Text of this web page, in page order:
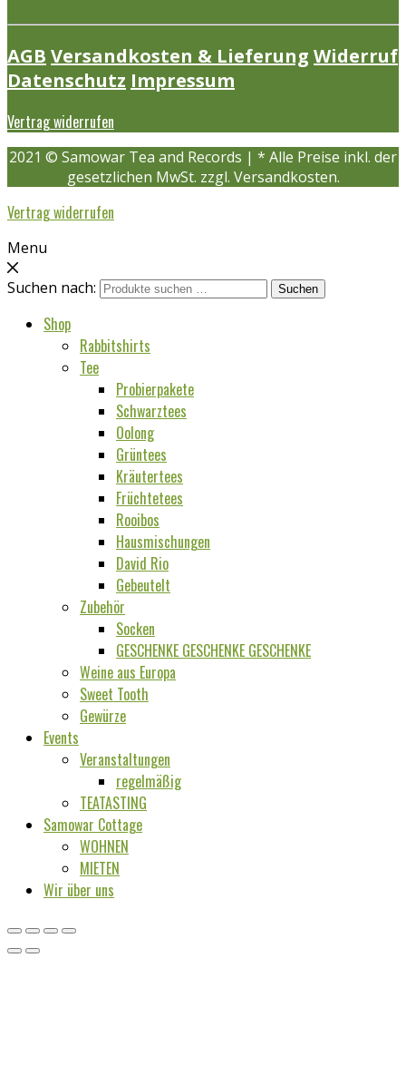
AGB Versandkosten & Lieferung Widerruf
Datenschutz Impressum
Vertrag widerrufen
2021 © Samowar Tea and Records | * Alle Preise inkl. der
gesetzlichen MwSt. zzgl. Versandkosten.
Vertrag widerrufen
Menu
Suchen nach:
Suchen
Shop
Rabbitshirts
Tee
Probierpakete
Schwarztees
Oolong
Grüntees
Kräutertees
Früchtetees
Rooibos
Hausmischungen
David Rio
Gebeutelt
Zubehör
Socken
GESCHENKE GESCHENKE GESCHENKE
Weine aus Europa
Sweet Tooth
Gewürze
Events
Veranstaltungen
regelmäßig
TEATASTING
Samowar Cottage
WOHNEN
MIETEN
Wir über uns